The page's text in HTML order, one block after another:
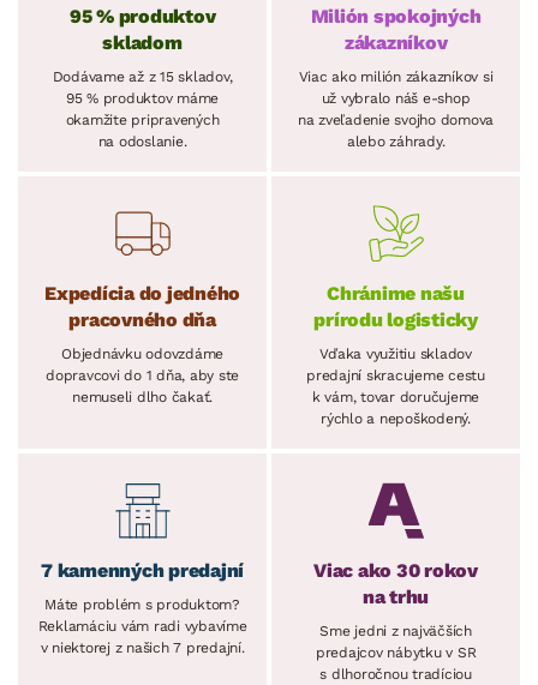
95 % produktov
skladom
Dodávame až z 15 skladov,
95 % produktov máme
okamžite pripravených
na odoslanie.
Milión spokojných
zákazníkov
Viac ako milión zákazníkov si
už vybralo náš e-shop
na zveľadenie svojho domova
alebo záhrady.
Expedícia do jedného
pracovného dňa
Objednávku odovzdáme
dopravcovi do 1 dňa, aby ste
nemuseli dlho čakať.
Chránime našu
prírodu logisticky
Vďaka využitiu skladov
predajní skracujeme cestu
k vám, tovar doručujeme
rýchlo a nepoškodený.
7 kamenných predajní
Máte problém s produktom?
Reklamáciu vám radi vybavíme
v niektorej z našich 7 predajní.
Viac ako 30 rokov
na trhu
Sme jedni z najväčších
predajcov nábytku v SR
s dlhoročnou tradíciou